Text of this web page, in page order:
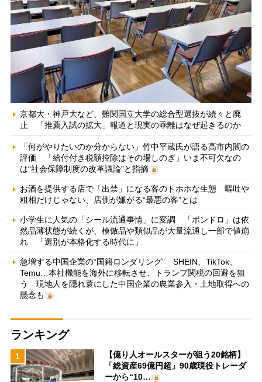
京都大・神戸大など、難関国立大学の総合型選抜が続々と廃
止 「推薦入試の拡大」報道と現実の乖離はなぜ起きるのか
「何がやりたいのか分からない」竹中平蔵氏が語る高市内閣の
評価 「給付付き税額控除はその場しのぎ」いま不可欠なの
は“社会保障制度の改革議論”と指摘
お酒を提供する店で「出禁」になる客のトホホな生態 嘔吐や
粗相だけじゃない、店側が嫌がる“最悪の客”とは
小学生に人気の「シール流通事情」に変調 「ボンドロ」は依
然品薄状態が続くが、模倣品や類似品が大量流通し一部で値崩
れ 「選別が本格化する時代に」
急増する中国企業の“国籍ロンダリング” SHEIN、TikTok、
Temu…本社機能を海外に移転させ、トランプ関税の回避を狙
う 現地人を隠れ蓑にした中国企業の農業参入・土地取得への
懸念も
ランキング
1
【億り人オールスターが狙う20銘柄】
「総資産69億円超」90歳現役トレーダ
ーから“10…